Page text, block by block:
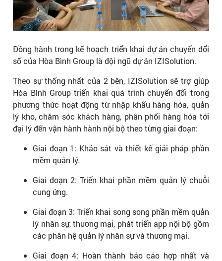
Đồng hành trong kế hoạch triển khai dự án chuyển đổi
số của Hòa Bình Group là đội ngũ dự án IZISolution.
Theo sự thống nhất của 2 bên, IZISolution sẽ trợ giúp
Hòa Bình Group triển khai quá trình chuyển đổi trong
phương thức hoạt động từ nhập khẩu hàng hóa, quản
lý kho, chăm sóc khách hàng, phân phối hàng hóa tới
đại lý đến vận hành hành nội bộ theo từng giai đoạn:
Giai đoạn 1: Khảo sát và thiết kế giải pháp phần
mềm quản lý.
Giai đoạn 2: Triển khai phần mềm quản lý chuỗi
cung ứng.
Giai đoạn 3: Triển khai song song phần mềm quản
lý nhân sự, thương mại, phát triển app nội bộ gồm
các phân hệ quản lý nhân sự và thương mại.
Giai đoạn 4: Hoàn thành báo cáo hợp nhất và